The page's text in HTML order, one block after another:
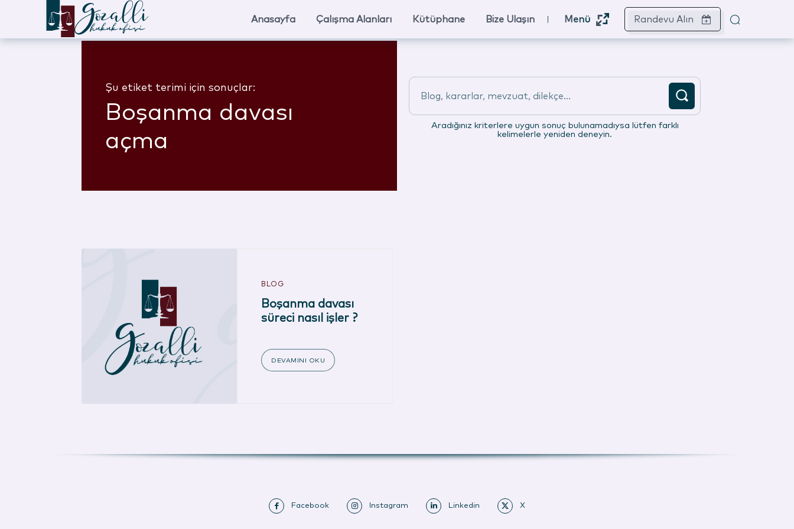
Anasayfa Çalışma Alanları Kütüphane Bize Ulaşın Menü Randevu Alın
Şu etiket terimi için sonuçlar:
Boşanma davası
açma
Blog, kararlar, mevzuat, dilekçe...
Aradığınız kriterlere uygun sonuç bulunamadıysa lütfen farklı
kelimelerle yeniden deneyin.
BLOG
Boşanma davası
süreci nasıl işler ?
DEVAMINI OKU
Facebook Instagram Linkedin X